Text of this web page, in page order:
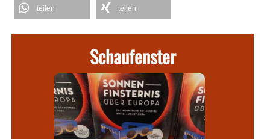
teilen teilen
Schaufenster